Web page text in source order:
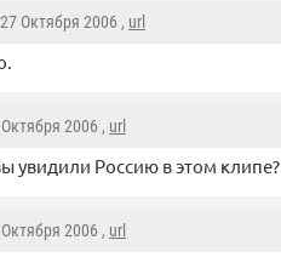
Октября 2006 , url
2006 , url
увидили Россию в этом клипе?
2006 , url